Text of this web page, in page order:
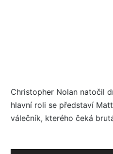
Christopher Nolan natočil
hlavní roli se představí
válečník, kterého čeká